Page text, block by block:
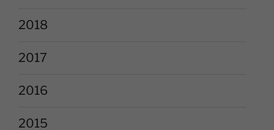
2018
2017
2016
2015